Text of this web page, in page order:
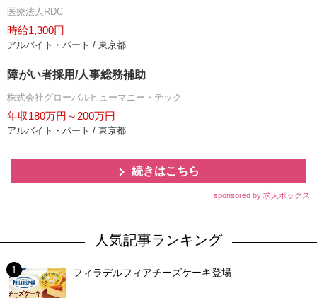
医療法人RDC
時給1,300円
アルバイト・パート / 東京都
障がい者採用/人事総務補助
株式会社グローバルヒューマニー・テック
年収180万円～200万円
アルバイト・パート / 東京都
続きはこちら
sponsored by 求人ボックス
人気記事ランキング
フィラデルフィアチーズケーキ登場